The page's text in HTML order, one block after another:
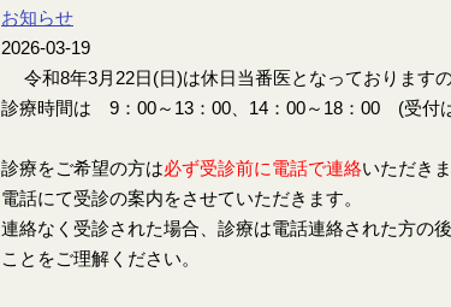
お知らせ
2026-03-19
令和8年3月22日(日)は休日当番医となっております
診療時間は 9：00～13：00、14：00～18：00 (受付
診療をご希望の方は必ず受診前に電話で連絡いただき
電話にて受診の案内をさせていただきます。
連絡なく受診された場合、診療は電話連絡された方の
ことをご理解ください。